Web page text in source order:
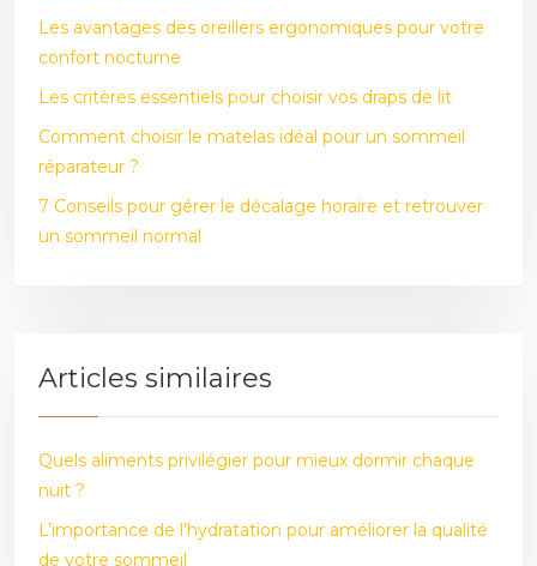
Les avantages des oreillers ergonomiques pour votre
confort nocturne
Les critères essentiels pour choisir vos draps de lit
Comment choisir le matelas idéal pour un sommeil
réparateur ?
7 Conseils pour gérer le décalage horaire et retrouver
un sommeil normal
Articles similaires
Quels aliments privilégier pour mieux dormir chaque
nuit ?
L’importance de l’hydratation pour améliorer la qualité
de votre sommeil